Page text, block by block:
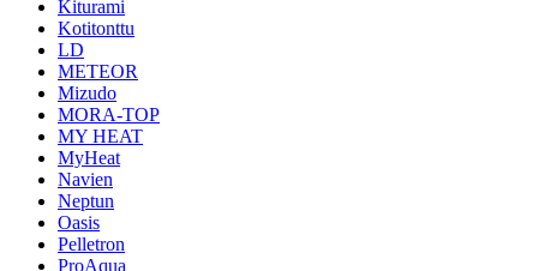
Kiturami
Kotitonttu
LD
METEOR
Mizudo
MORA-TOP
MY HEAT
MyHeat
Navien
Neptun
Oasis
Pelletron
ProAqua